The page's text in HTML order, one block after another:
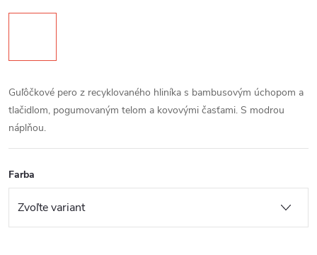
Guľôčkové pero z recyklovaného hliníka s bambusovým úchopom a
tlačidlom, pogumovaným telom a kovovými časťami. S modrou
náplňou.
Farba